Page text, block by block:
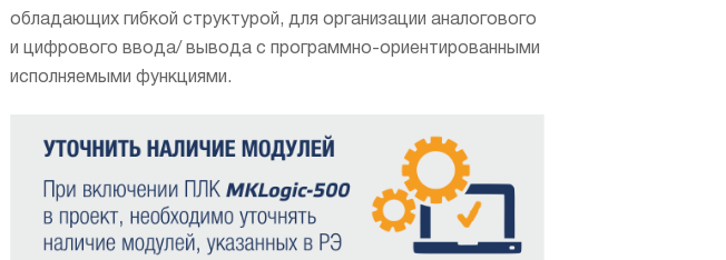
обладающих гибкой структурой, для организации аналогового
и цифрового ввода/ вывода с программно-ориентированными
исполняемыми функциями.